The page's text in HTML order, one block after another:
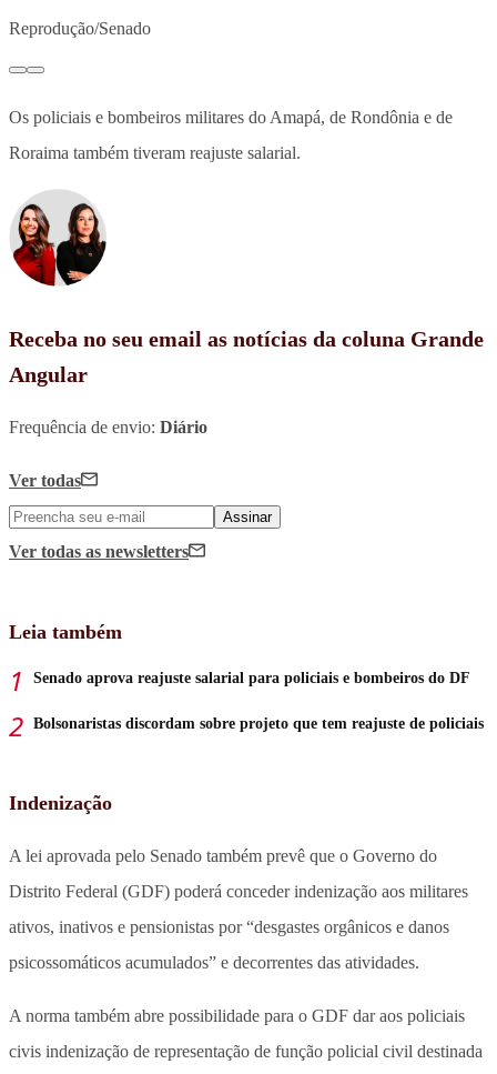
Reprodução/Senado
Os policiais e bombeiros militares do Amapá, de Rondônia e de
Roraima também tiveram reajuste salarial.
Receba no seu email as notícias da coluna Grande
Angular
Frequência de envio: Diário
Ver todas
Assinar
Ver todas as newsletters
Leia também
Senado aprova reajuste salarial para policiais e bombeiros do DF
Bolsonaristas discordam sobre projeto que tem reajuste de policiais
Indenização
A lei aprovada pelo Senado também prevê que o Governo do
Distrito Federal (GDF) poderá conceder indenização aos militares
ativos, inativos e pensionistas por “desgastes orgânicos e danos
psicossomáticos acumulados” e decorrentes das atividades.
A norma também abre possibilidade para o GDF dar aos policiais
civis indenização de representação de função policial civil destinada